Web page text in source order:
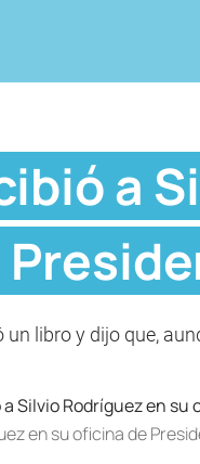
a
libro y dijo que,
en su oficina de